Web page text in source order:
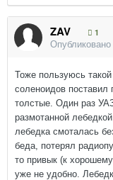
ZAV
1
Опубликовано
Тоже пользуюсь
соленоидов
толстые. Один раз
размотанной
лебедка смоталась
беда, потерял
то привык (к
уже не удобно.